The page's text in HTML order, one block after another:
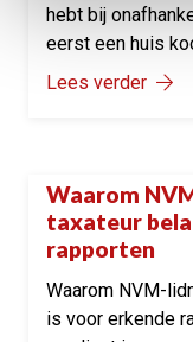
hebt bij
eerst een huis
Lees verder
Waarom
taxateur
rapporten
Waarom NVM-
is voor erkende